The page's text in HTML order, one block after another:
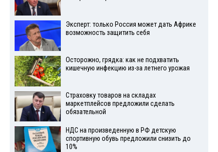
Эксперт: только Россия может дать Африке
возможность защитить себя
Осторожно, грядка: как не подхватить
кишечную инфекцию из-за летнего урожая
Страховку товаров на складах
маркетплейсов предложили сделать
обязательной
НДС на произведенную в РФ детскую
спортивную обувь предложили снизить до
10%